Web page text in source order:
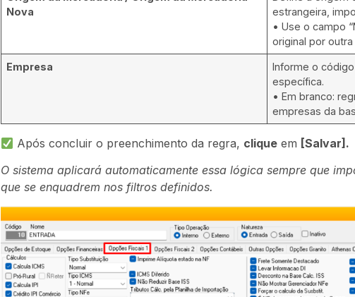
Nova
estrangeira,
• Use o campo
original por
Empresa
Informe o
específica.
• Em branco:
empresas da
Após concluir o preenchimento da regra, clique em [Salvar].
O sistema aplicará automaticamente essa lógica sempre que
que se enquadrem nos filtros definidos.